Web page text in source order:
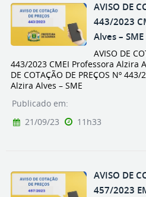
AVISO DE
443/2023
Alves – SME
AVISO DE
443/2023 CMEI Professora Alzira
DE COTAÇÃO DE PREÇOS Nº
Alzira Alves – SME
Publicado em:
21/09/23
11h33
AVISO DE
457/2023